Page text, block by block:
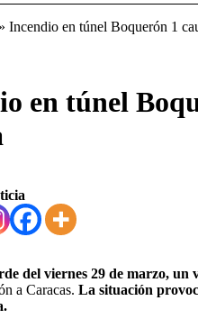
» Incendio en túnel Boquerón 1
en túnel
del viernes 29 de marzo, un
a Caracas. La situación